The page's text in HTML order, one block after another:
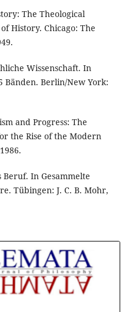
The Theological
History. Chicago: The
Wissenschaft. In
Bänden. Berlin/New York:
and Progress: The
the Rise of the Modern
Beruf. In Gesammelte
Tübingen: J. C. B. Mohr,